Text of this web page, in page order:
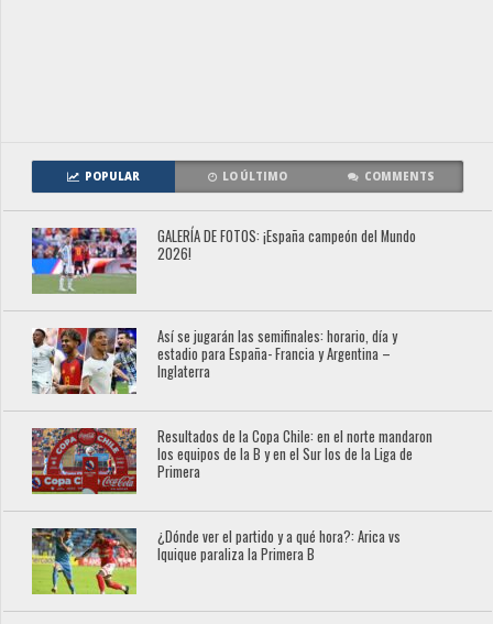
POPULAR LO ÚLTIMO COMMENTS
GALERÍA DE FOTOS: ¡España campeón del Mundo
2026!
Así se jugarán las semifinales: horario, día y
estadio para España- Francia y Argentina –
Inglaterra
Resultados de la Copa Chile: en el norte mandaron
los equipos de la B y en el Sur los de la Liga de
Primera
¿Dónde ver el partido y a qué hora?: Arica vs
Iquique paraliza la Primera B